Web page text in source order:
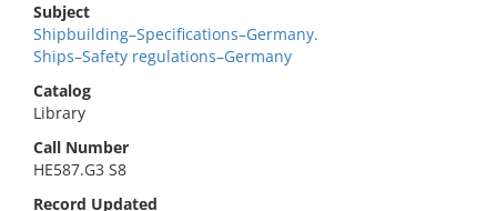
Subject
Shipbuilding–Specifications–Germany.
Ships–Safety regulations–Germany
Catalog
Library
Call Number
HE587.G3 S8
Record Updated